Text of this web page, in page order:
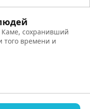
Каме, сохранивший
того времени и